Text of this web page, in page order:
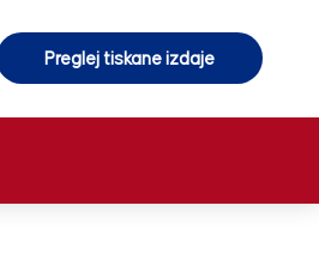
Preglej tiskane izdaje